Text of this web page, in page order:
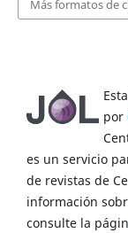
Más formatos de
por
es un servicio
de revistas de
información
consulte la